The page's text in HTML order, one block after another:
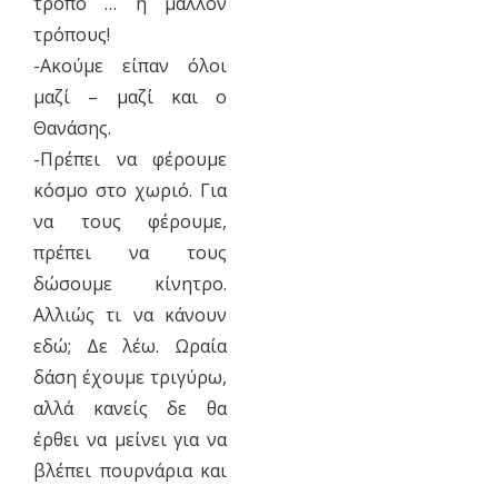
τρόπους!
-Ακούμε είπαν όλοι
μαζί – μαζί και ο
Θανάσης.
-Πρέπει να φέρουμε
κόσμο στο χωριό. Για
να τους φέρουμε,
πρέπει να τους
δώσουμε κίνητρο.
Αλλιώς τι να κάνουν
εδώ; Δε λέω. Ωραία
δάση έχουμε τριγύρω,
αλλά κανείς δε θα
έρθει να μείνει για να
βλέπει πουρνάρια και